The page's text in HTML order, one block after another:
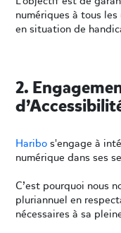
numériques à tous
en situation de
2.
Haribo s'engage à
numérique dans ses
C’est pourquoi nous
pluriannuel en
nécessaires à sa